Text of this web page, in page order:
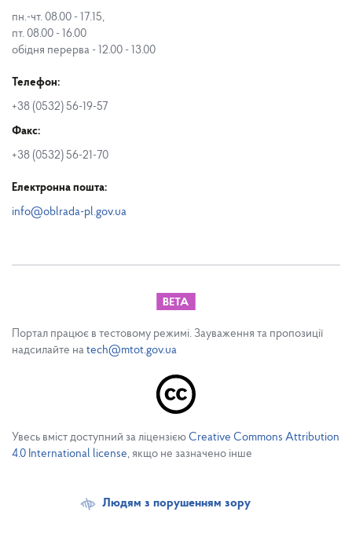
пн.-чт. 08.00 - 17.15,
пт. 08.00 - 16.00
обідня перерва - 12.00 - 13.00
Телефон:
+38 (0532) 56-19-57
Факс:
+38 (0532) 56-21-70
Електронна пошта:
info@oblrada-pl.gov.ua
Портал працює в тестовому режимі. Зауваження та пропозиції
надсилайте на tech@mtot.gov.ua
Увесь вміст доступний за ліцензією Creative Commons Attribution
4.0 International license, якщо не зазначено інше
Людям з порушенням зору